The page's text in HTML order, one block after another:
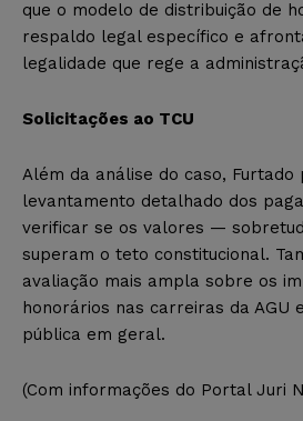
que o modelo de distribuição de
respaldo legal específico e
legalidade que rege a
Solicitações ao TCU
Além da análise do caso, Furtado
levantamento detalhado dos
verificar se os valores —
superam o teto constitucional.
avaliação mais ampla sobre os
honorários nas carreiras da AGU
pública em geral.
(Com informações do Portal Juri